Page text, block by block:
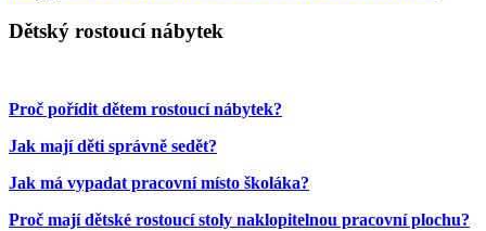
Dětský rostoucí nábytek
Proč pořídit dětem rostoucí nábytek?
Jak mají děti správně sedět?
Jak má vypadat pracovní místo školáka?
Proč mají dětské rostoucí stoly naklopitelnou pracovní plochu?